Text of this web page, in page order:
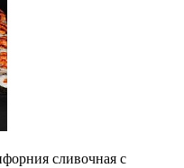
сливочная с